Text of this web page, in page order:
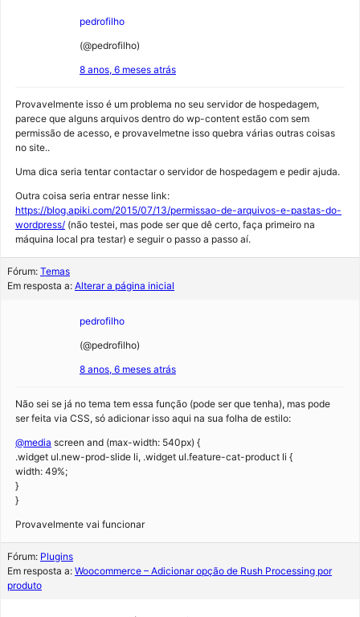
pedrofilho
(@pedrofilho)
8 anos, 6 meses atrás
Provavelmente isso é um problema no seu servidor de hospedagem,
parece que alguns arquivos dentro do wp-content estão com sem
permissão de acesso, e provavelmetne isso quebra várias outras coisas
no site..
Uma dica seria tentar contactar o servidor de hospedagem e pedir ajuda.
Outra coisa seria entrar nesse link:
https://blog.apiki.com/2015/07/13/permissao-de-arquivos-e-pastas-do-
wordpress/ (não testei, mas pode ser que dê certo, faça primeiro na
máquina local pra testar) e seguir o passo a passo aí.
Fórum: Temas
Em resposta a: Alterar a página inicial
pedrofilho
(@pedrofilho)
8 anos, 6 meses atrás
Não sei se já no tema tem essa função (pode ser que tenha), mas pode
ser feita via CSS, só adicionar isso aqui na sua folha de estilo:
@media screen and (max-width: 540px) {
.widget ul.new-prod-slide li, .widget ul.feature-cat-product li {
width: 49%;
}
}
Provavelmente vai funcionar
Fórum: Plugins
Em resposta a: Woocommerce – Adicionar opção de Rush Processing por
produto